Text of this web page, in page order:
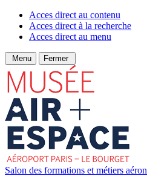
Acces direct au contenu
Acces direct à la recherche
Acces direct au menu
Menu Fermer
Salon des formations et métiers